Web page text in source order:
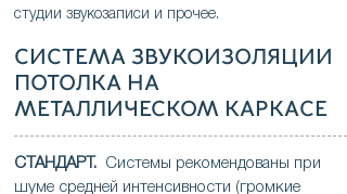
студии звукозаписи и прочее.
СИСТЕМА ЗВУКОИЗОЛЯЦИИ
ПОТОЛКА НА
МЕТАЛЛИЧЕСКОМ КАРКАСЕ
СТАНДАРТ. Системы рекомендованы при
шуме средней интенсивности (громкие